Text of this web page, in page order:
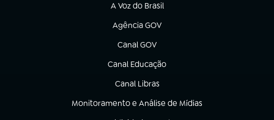
A Voz do Brasil
(abre em nova aba)
Agência GOV
(abre em nova aba)
Canal GOV
(abre em nova aba)
Canal Educação
(abre em nova aba)
Canal Libras
(abre em nova aba)
Monitoramento e Análise de Mídias
(abre em nova aba)